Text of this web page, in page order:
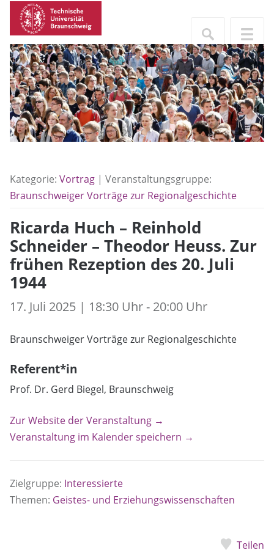
Kategorie: Vortrag | Veranstaltungsgruppe:
Braunschweiger Vorträge zur Regionalgeschichte
Ricarda Huch – Reinhold
Schneider – Theodor Heuss. Zur
frühen Rezeption des 20. Juli
1944
17. Juli 2025 | 18:30 Uhr - 20:00 Uhr
Braunschweiger Vorträge zur Regionalgeschichte
Referent*in
Prof. Dr. Gerd Biegel, Braunschweig
Zur Website der Veranstaltung →
Veranstaltung im Kalender speichern →
Zielgruppe: Interessierte
Themen: Geistes- und Erziehungswissenschaften
Teilen